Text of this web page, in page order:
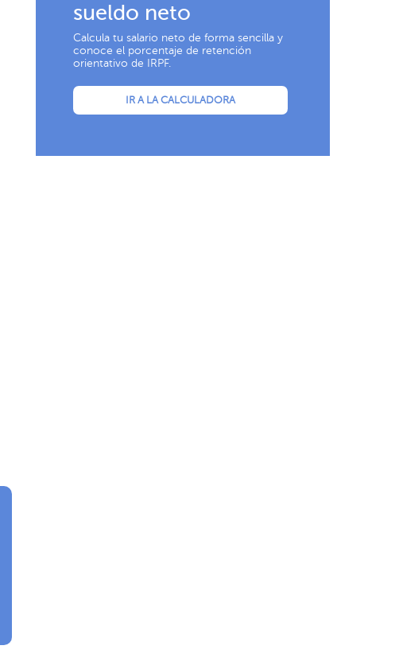
sueldo neto
Calcula tu salario neto de forma sencilla y
conoce el porcentaje de retención
orientativo de IRPF.
IR A LA CALCULADORA